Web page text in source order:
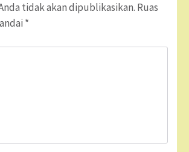
tidak akan dipublikasikan. Ruas
*